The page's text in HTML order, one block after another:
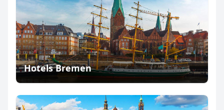
Hotels Bremen